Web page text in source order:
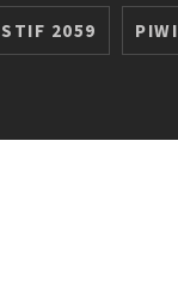
STIF 2059 PIWI